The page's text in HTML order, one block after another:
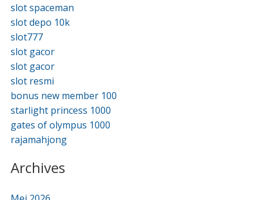
slot spaceman
slot depo 10k
slot777
slot gacor
slot gacor
slot resmi
bonus new member 100
starlight princess 1000
gates of olympus 1000
rajamahjong
Archives